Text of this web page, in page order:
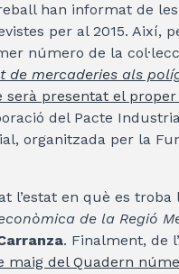
han informat de
per al 2015. Així,
número de la
de mercaderies als
serà presentat el proper
del Pacte
organitzada per la
l’estat en què es troba
de la Regió
. Finalment, de
maig del Quadern